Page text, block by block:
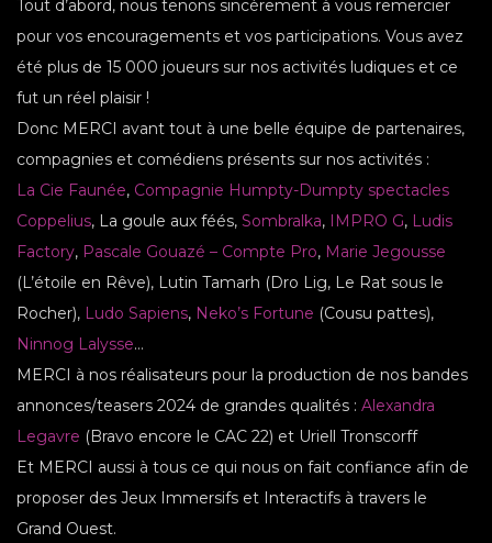
Tout d’abord, nous tenons sincèrement à vous remercier
pour vos encouragements et vos participations. Vous avez
été plus de 15 000 joueurs sur nos activités ludiques et ce
fut un réel plaisir !
Donc MERCI avant tout à une belle équipe de partenaires,
compagnies et comédiens présents sur nos activités :
La Cie Faunée, Compagnie Humpty-Dumpty spectacles
Coppelius, La goule aux féés, Sombralka, IMPRO G, Ludis
Factory, Pascale Gouazé – Compte Pro, Marie Jegousse
(L’étoile en Rêve), Lutin Tamarh (Dro Lig, Le Rat sous le
Rocher), Ludo Sapiens, Neko’s Fortune (Cousu pattes),
Ninnog Lalysse…
MERCI à nos réalisateurs pour la production de nos bandes
annonces/teasers 2024 de grandes qualités : Alexandra
Legavre (Bravo encore le CAC 22) et Uriell Tronscorff
Et MERCI aussi à tous ce qui nous on fait confiance afin de
proposer des Jeux Immersifs et Interactifs à travers le
Grand Ouest.